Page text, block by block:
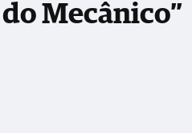
Mecânico”